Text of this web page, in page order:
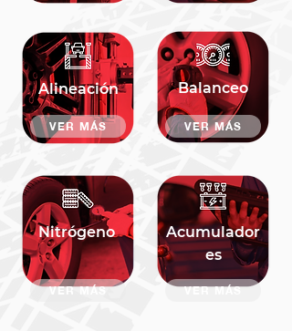
Alineación
VER MÁS
Balanceo
VER MÁS
VER MÁS
Nitrógeno
VER MÁS
Acumulador
es